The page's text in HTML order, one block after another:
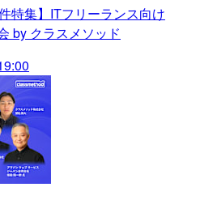
特集】ITフリーランス向け
by クラスメソッド